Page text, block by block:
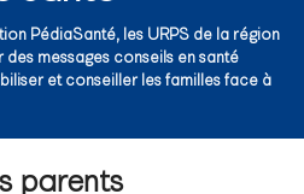
PédiaSanté, les URPS de la région
des messages conseils en santé
et conseiller les familles face à
parents